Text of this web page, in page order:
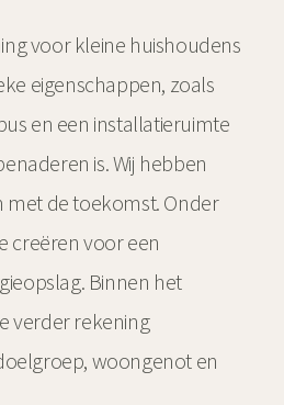
voor kleine huishoudens
eigenschappen, zoals
en een installatieruimte
is. Wij hebben
met de toekomst. Onder
creëren voor een
Binnen het
verder rekening
woongenot en